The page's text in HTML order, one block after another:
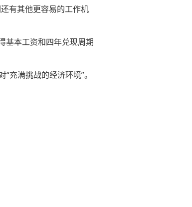
有其他更容易的工作机
基本工资和四年兑现周期
充满挑战的经济环境”。